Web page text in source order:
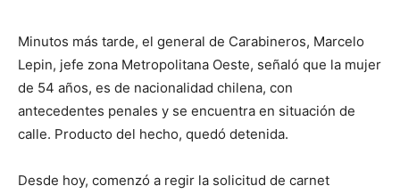
Minutos más tarde, el general de Carabineros, Marcelo
Lepin, jefe zona Metropolitana Oeste, señaló que la mujer
de 54 años, es de nacionalidad chilena, con
antecedentes penales y se encuentra en situación de
calle. Producto del hecho, quedó detenida.
Desde hoy, comenzó a regir la solicitud de carnet